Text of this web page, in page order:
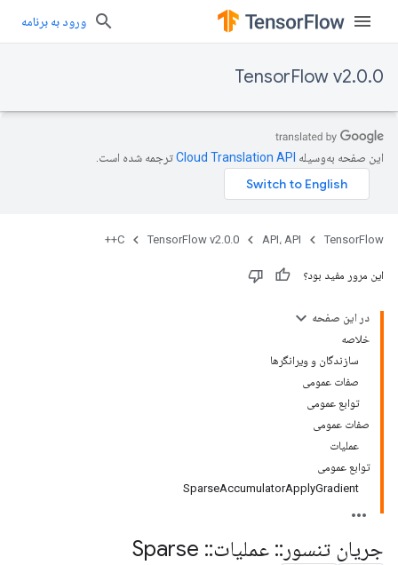
ورود به برنامه
TensorFlow v2.0.0
این صفحه به‌وسیله ترجمه شده است.
TensorFlow API، API TensorFlow v2.0.0
C++
این مرور مفید بود؟
در این صفحه
خلاصه
سازندگان و ویرانگرها
صفات عمومی
توابع عمومی
صفات عمومی
عملیات
توابع عمومی
SparseAccumulatorApplyGradient
جریان تنسور :: عملیات::